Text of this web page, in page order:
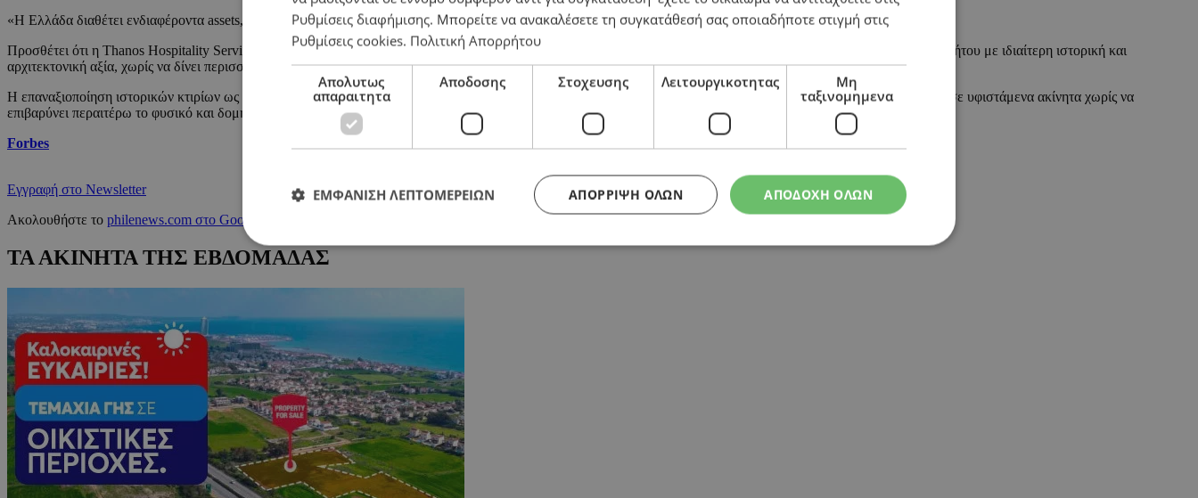
«Η Ελλάδα διαθέτει ενδιαφέροντα assets, πολλά από τα οποία φέρουν σημαντικό ιστορικό, αρχιτεκτονικό και πολιτιστικό αποτύπωμα», αναφέρει η κ. Μιχαηλίδου.
Προσθέτει ότι η Thanos Hospitality Services έχει ήδη αναλάβει έργο στην Ελλάδα που συνδυάζει αποκατάσταση, επαναπροσδιορισμό και μελλοντική λειτουργία ακινήτου με ιδιαίτερη ιστορική και
αρχιτεκτονική αξία, χωρίς να δίνει περισσότερες λεπτομέρειες σε αυτό το στάδιο.
Η επαναξιοποίηση ιστορικών κτιρίων ως ξενοδοχειακών μονάδων αναδεικνύεται έτσι σε εναλλακτικό μοντέλο ανάπτυξης, το οποίο επιδιώκει να προσθέσει νέα αξία σε υφιστάμενα ακίνητα χωρίς να
επιβαρύνει περαιτέρω το φυσικό και δομημένο περιβάλλον.
Forbes
Εγγραφή στο Newsletter
Ακολουθήστε το philenews.com στο Google News και μάθετε πρώτοι όλες τις ειδήσεις για την Κύπρο και τον κόσμο
ΤΑ ΑΚΙΝΗΤΑ ΤΗΣ ΕΒΔΟΜΑΔΑΣ
Ρυθμίσεις διαφήμισης. Μπορείτε να ανακαλέσετε τη συγκατάθεσή σας οποιαδήποτε στιγμή στις
Ρυθμίσεις cookies. Πολιτική Απορρήτου
Απολυτως
απαραιτητα
Αποδοσης Στοχευσης Λειτουργικοτητας
Μη
ταξινομημενα
ΑΠΟΔΟΧΗ ΟΛΩΝ
ΑΠΌΡΡΙΨΗ ΌΛΩΝ
ΕΜΦΑΝΙΣΗ ΛΕΠΤΟΜΕΡΕΙΩΝ